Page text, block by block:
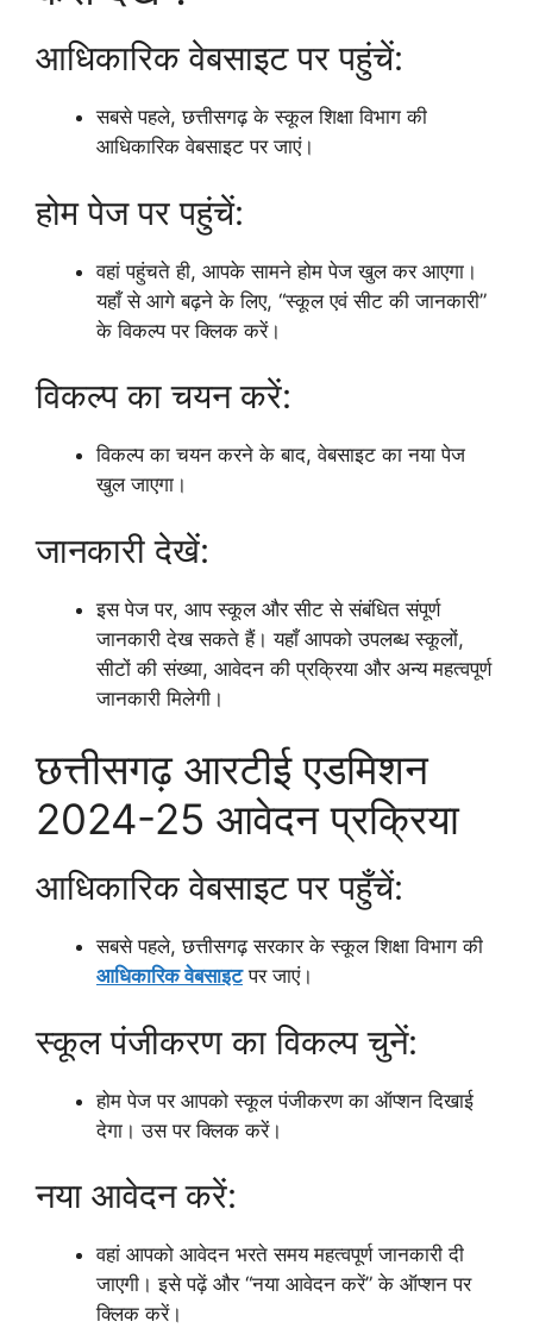
आधिकारिक वेबसाइट पर पहुंचें:
सबसे पहले, छत्तीसगढ़ के स्कूल शिक्षा विभाग की
आधिकारिक वेबसाइट पर जाएं।
होम पेज पर पहुंचें:
वहां पहुंचते ही, आपके सामने होम पेज खुल कर आएगा।
यहाँ से आगे बढ़ने के लिए, “स्कूल एवं सीट की जानकारी”
के विकल्प पर क्लिक करें।
विकल्प का चयन करें:
विकल्प का चयन करने के बाद, वेबसाइट का नया पेज
खुल जाएगा।
जानकारी देखें:
इस पेज पर, आप स्कूल और सीट से संबंधित संपूर्ण
जानकारी देख सकते हैं। यहाँ आपको उपलब्ध स्कूलों,
सीटों की संख्या, आवेदन की प्रक्रिया और अन्य महत्वपूर्ण
जानकारी मिलेगी।
छत्तीसगढ़ आरटीई एडमिशन
2024-25 आवेदन प्रक्रिया
आधिकारिक वेबसाइट पर पहुँचें:
सबसे पहले, छत्तीसगढ़ सरकार के स्कूल शिक्षा विभाग की
आधिकारिक वेबसाइटपर जाएं।
स्कूल पंजीकरण का विकल्प चुनें:
होम पेज पर आपको स्कूल पंजीकरण का ऑप्शन दिखाई
देगा। उस पर क्लिक करें।
नया आवेदन करें:
वहां आपको आवेदन भरते समय महत्वपूर्ण जानकारी दी
जाएगी। इसे पढ़ें और “नया आवेदन करें” के ऑप्शन पर
क्लिक करें।